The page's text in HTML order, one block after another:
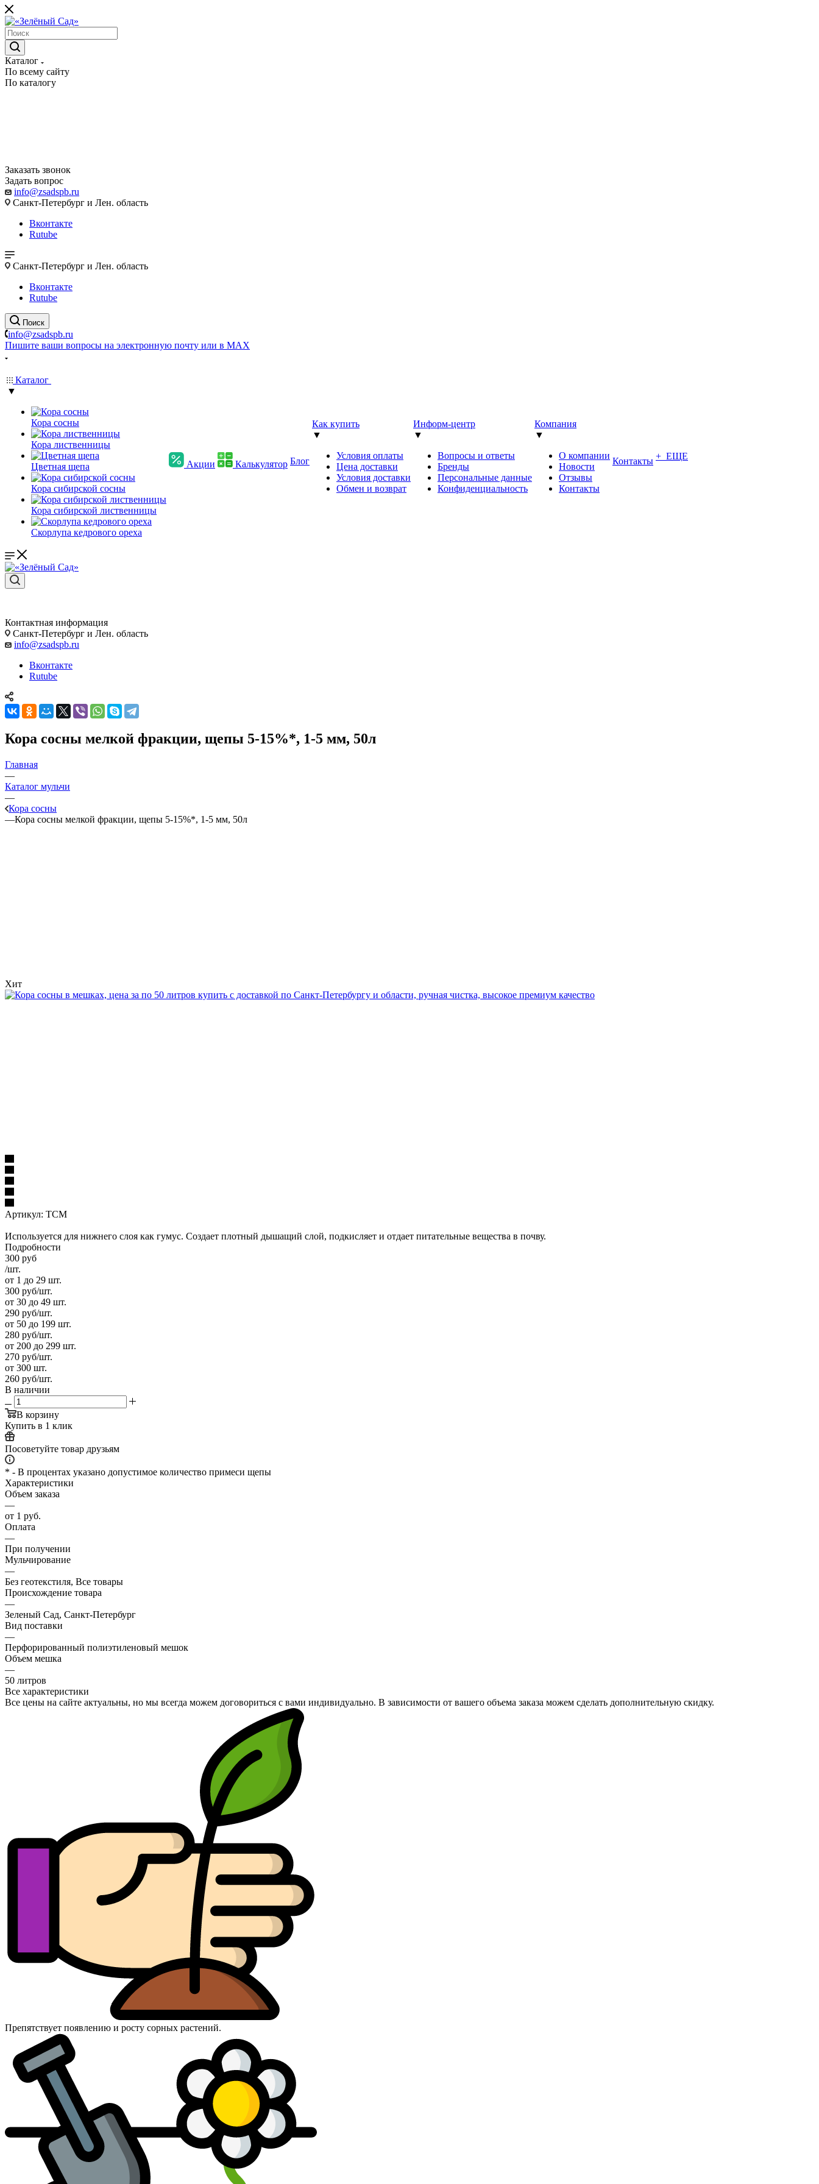
Каталог
По всему сайту
По каталогу
Заказать звонок
Задать вопрос
info@zsadspb.ru
Санкт-Петербург и Лен. область
Вконтакте
Rutube
Санкт-Петербург и Лен. область
Вконтакте
Rutube
Поиск
info@zsadspb.ru
Пишите ваши вопросы на электронную почту или в MAX
Каталог
▼
Кора сосны
Кора лиственницы
Цветная щепа
Кора сибирской сосны
Кора сибирской лиственницы
Скорлупа кедрового ореха
Акции Калькулятор Блог
Как купить
▼
Условия оплаты
Цена доставки
Условия доставки
Обмен и возврат
Информ-центр
▼
Вопросы и ответы
Бренды
Персональные данные
Конфиденциальность
Компания
▼
О компании
Новости
Отзывы
Контакты
Контакты + ЕЩЕ
Контактная информация
Санкт-Петербург и Лен. область
info@zsadspb.ru
Вконтакте
Rutube
Кора сосны мелкой фракции, щепы 5-15%*, 1-5 мм, 50л
Главная
—
Каталог мульчи
—
Кора сосны
—Кора сосны мелкой фракции, щепы 5-15%*, 1-5 мм, 50л
Хит
Артикул: ТСМ
Используется для нижнего слоя как гумус. Создает плотный дышащий слой, подкисляет и отдает питательные вещества в почву.
Подробности
300 руб
/шт.
от 1 до 29 шт.
300 руб/шт.
от 30 до 49 шт.
290 руб/шт.
от 50 до 199 шт.
280 руб/шт.
от 200 до 299 шт.
270 руб/шт.
от 300 шт.
260 руб/шт.
В наличии
В корзину
Купить в 1 клик
Посоветуйте товар друзьям
* - В процентах указано допустимое количество примеси щепы
Характеристики
Объем заказа
—
от 1 руб.
Оплата
—
При получении
Мульчирование
—
Без геотекстиля, Все товары
Происхождение товара
—
Зеленый Сад, Санкт-Петербург
Вид поставки
—
Перфорированный полиэтиленовый мешок
Объем мешка
—
50 литров
Все характеристики
Все цены на сайте актуальны, но мы всегда можем договориться с вами индивидуально. В зависимости от вашего объема заказа можем сделать дополнительную скидку.
Препятствует появлению и росту сорных растений.